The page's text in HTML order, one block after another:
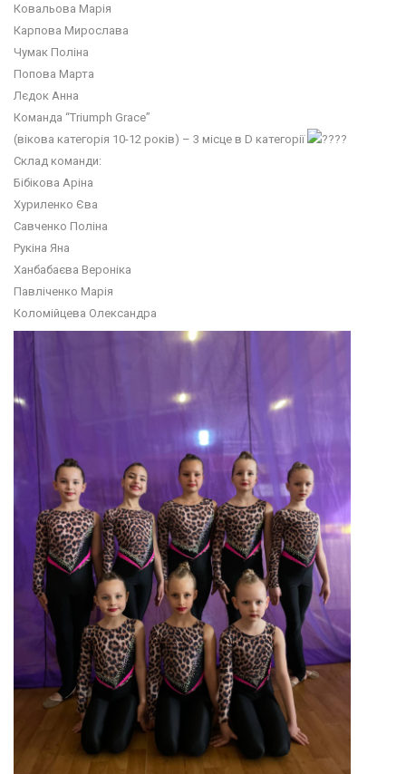
Ковальова Марія
Карпова Мирослава
Чумак Поліна
Попова Марта
Лєдок Анна
Команда “Triumph Grace”
(вікова категорія 10-12 років) – 3 місце в D категорії
Склад команди:
Бібікова Аріна
Хуриленко Єва
Савченко Поліна
Рукіна Яна
Ханбабаєва Вероніка
Павліченко Марія
Коломійцева Олександра